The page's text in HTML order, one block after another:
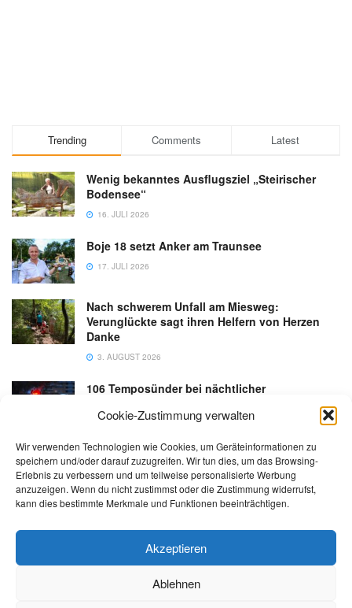
Cookie-Zustimmung verwalten
Wir verwenden Technologien wie Cookies, um Geräteinformationen zu
speichern und/oder darauf zuzugreifen. Wir tun dies, um das Browsing-
Erlebnis zu verbessern und um teilweise personalisierte Werbung
anzuzeigen. Wenn du nicht zustimmst oder die Zustimmung widerrufst,
kann dies bestimmte Merkmale und Funktionen beeinträchtigen.
Akzeptieren
Ablehnen
Trending Comments Latest
Wenig bekanntes Ausflugsziel „Steirischer
Bodensee“
16. JULI 2026
Boje 18 setzt Anker am Traunsee
17. JULI 2026
Nach schwerem Unfall am Miesweg:
Verunglückte sagt ihren Helfern von Herzen
Danke
3. AUGUST 2026
106 Temposünder bei nächtlicher